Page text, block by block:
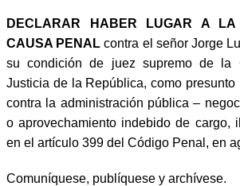
DECLARAR HABER LUGAR A LA
CAUSA PENAL contra el señor Jorge
su condición de juez supremo de la
Justicia de la República, como
contra la administración pública –
o aprovechamiento indebido de cargo,
en el artículo 399 del Código Penal, en
Comuníquese, publíquese y archívese.